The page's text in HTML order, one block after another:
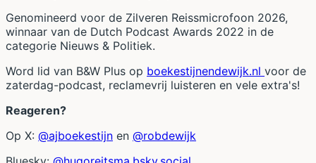
Genomineerd voor de Zilveren Reissmicrofoon 2026,
winnaar van de Dutch Podcast Awards 2022 in de
categorie Nieuws & Politiek.
Word lid van B&W Plus op boekestijnendewijk.nl voor de
zaterdag-podcast, reclamevrij luisteren en vele extra's!
Reageren?
Op X: @ajboekestijn en @robdewijk